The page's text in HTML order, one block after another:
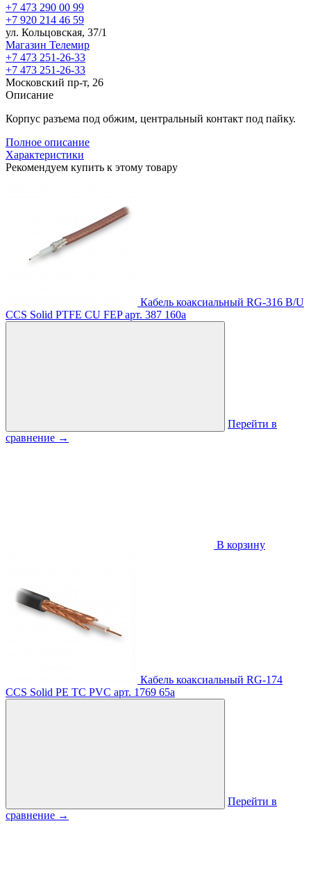
+7 473 290 00 99
+7 920 214 46 59
ул. Кольцовская, 37/1
Магазин Телемир
+7 473 251-26-33
+7 473 251-26-33
Московский пр-т, 26
Описание
Корпус разъема под обжим, центральный контакт под пайку.
Полное описание
Характеристики
Рекомендуем купить к этому товару
Кабель коаксиальный RG-316 B/U
CCS Solid PTFE CU FEP арт. 387 160a
Перейти в
сравнение →
В корзину
Кабель коаксиальный RG-174
CCS Solid PE TC PVC арт. 1769 65a
Перейти в
сравнение →